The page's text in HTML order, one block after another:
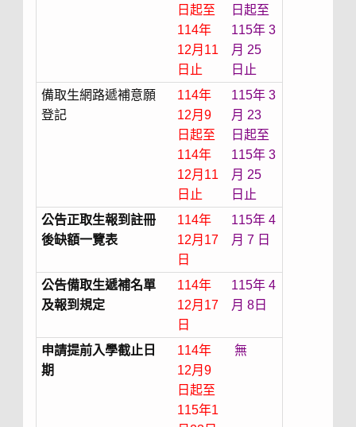
日起至
114年
12月11
日止
日起至
115年 3
月 25
日止
備取生網路遞補意願
登記
114年
12月9
日起至
114年
12月11
日止
115年 3
月 23
日起至
115年 3
月 25
日止
公告正取生報到註冊
後缺額一覽表
114年
12月17
日
115年 4
月 7 日
公告備取生遞補名單
及報到規定
114年
12月17
日
115年 4
月 8日
申請提前入學截止日
期
114年
12月9
日起至
115年1
無